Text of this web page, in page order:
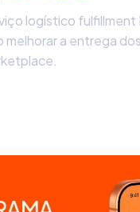
logístico fulfillment
melhorar a entrega